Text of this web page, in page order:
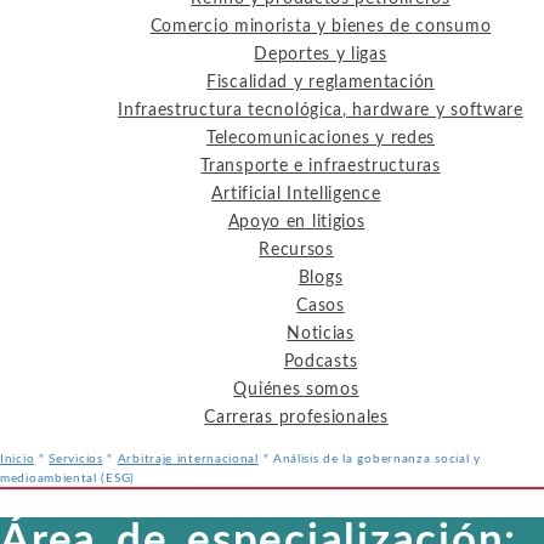
Comercio minorista y bienes de consumo
Deportes y ligas
Fiscalidad y reglamentación
Infraestructura tecnológica, hardware y software
Telecomunicaciones y redes
Transporte e infraestructuras
Artificial Intelligence
Apoyo en litigios
Recursos
Blogs
Casos
Noticias
Podcasts
Quiénes somos
Carreras profesionales
Inicio "Servicios " Arbitraje internacional " Análisis de la gobernanza social y
medioambiental (ESG)
Servicios
Industrias
Recursos